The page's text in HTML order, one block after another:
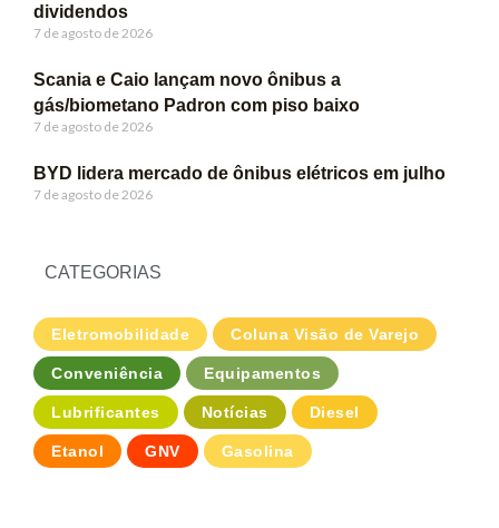
dividendos
7 de agosto de 2026
Scania e Caio lançam novo ônibus a
gás/biometano Padron com piso baixo
7 de agosto de 2026
BYD lidera mercado de ônibus elétricos em julho
7 de agosto de 2026
CATEGORIAS
Eletromobilidade Coluna Visão de Varejo
Conveniência Equipamentos
Lubrificantes Notícias Diesel
Etanol GNV Gasolina